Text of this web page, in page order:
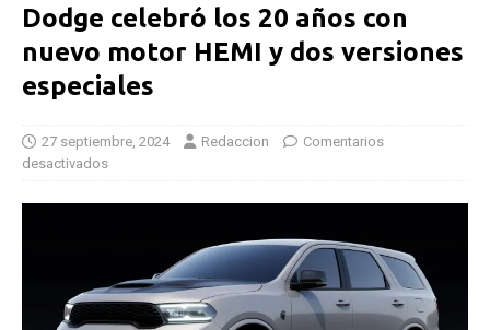
Dodge celebró los 20 años con
nuevo motor HEMI y dos versiones
especiales
27 septiembre, 2024 Redaccion
Comentarios
desactivados